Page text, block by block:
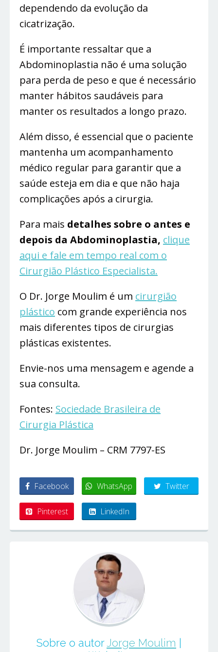
dependendo da evolução da
cicatrização.
É importante ressaltar que a
Abdominoplastia não é uma solução
para perda de peso e que é necessário
manter hábitos saudáveis para
manter os resultados a longo prazo.
Além disso, é essencial que o paciente
mantenha um acompanhamento
médico regular para garantir que a
saúde esteja em dia e que não haja
complicações após a cirurgia.
Para mais detalhes sobre o antes e
depois da Abdominoplastia, clique
aqui e fale em tempo real com o
Cirurgião Plástico Especialista.
O Dr. Jorge Moulim é um cirurgião
plástico com grande experiência nos
mais diferentes tipos de cirurgias
plásticas existentes.
Envie-nos uma mensagem e agende a
sua consulta.
Fontes: Sociedade Brasileira de
Cirurgia Plástica
Dr. Jorge Moulim – CRM 7797-ES
Facebook WhatsApp Twitter
Pinterest LinkedIn
Sobre o autorJorge Moulim